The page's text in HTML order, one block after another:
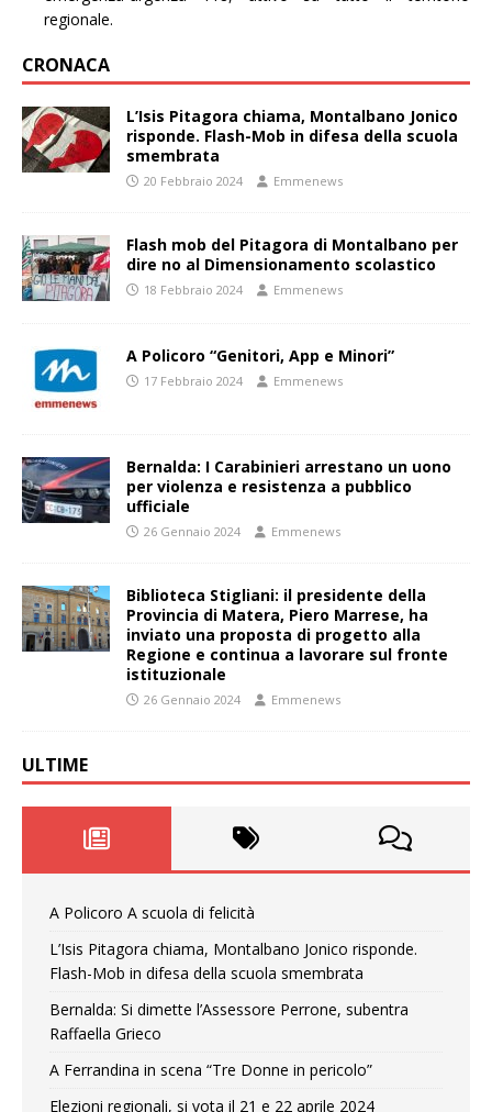
regionale.
CRONACA
L’Isis Pitagora chiama, Montalbano Jonico
risponde. Flash-Mob in difesa della scuola
smembrata
20 Febbraio 2024 Emmenews
Flash mob del Pitagora di Montalbano per
dire no al Dimensionamento scolastico
18 Febbraio 2024 Emmenews
A Policoro “Genitori, App e Minori”
17 Febbraio 2024 Emmenews
Bernalda: I Carabinieri arrestano un uono
per violenza e resistenza a pubblico
ufficiale
26 Gennaio 2024 Emmenews
Biblioteca Stigliani: il presidente della
Provincia di Matera, Piero Marrese, ha
inviato una proposta di progetto alla
Regione e continua a lavorare sul fronte
istituzionale
26 Gennaio 2024 Emmenews
ULTIME
A Policoro A scuola di felicità
L’Isis Pitagora chiama, Montalbano Jonico risponde.
Flash-Mob in difesa della scuola smembrata
Bernalda: Si dimette l’Assessore Perrone, subentra
Raffaella Grieco
A Ferrandina in scena “Tre Donne in pericolo”
Elezioni regionali, si vota il 21 e 22 aprile 2024